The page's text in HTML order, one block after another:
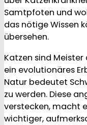
Samtpfoten und
das nötige Wissen
übersehen.
Katzen sind
ein evolutionäres
Natur bedeutet
zu werden. Diese
verstecken, macht
wichtiger,